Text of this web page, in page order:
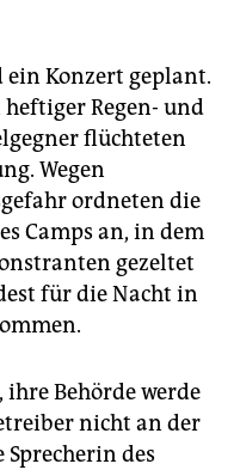
ein Konzert geplant.
heftiger Regen- und
flüchteten
Wegen
ordneten die
Camps an, in dem
gezeltet
für die Nacht in
Behörde werde
nicht an der
des